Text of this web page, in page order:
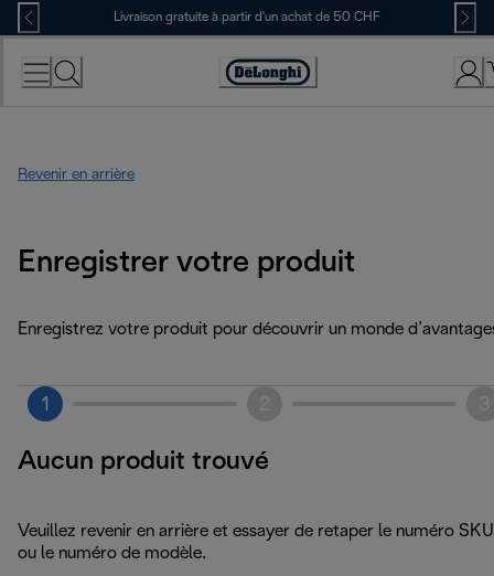
Skip
to
Content
Livraison gratuite à partir d'un achat de 50 CHF
Déclaration
Revenir en arrière
Enregistrer votre produit
Enregistrez votre produit pour découvrir un monde
1
Aucun produit trouvé
Veuillez revenir en arrière et essayer de retaper le numéro SKU
ou le numéro de modèle.